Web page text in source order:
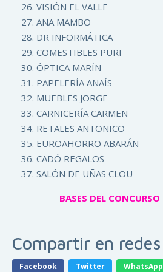
VISIÓN EL VALLE
ANA MAMBO
DR INFORMÁTICA
COMESTIBLES PURI
ÓPTICA MARÍN
PAPELERÍA ANAÍS
MUEBLES JORGE
CARNICERÍA CARMEN
RETALES ANTOÑICO
EUROAHORRO ABARÁN
CADÓ REGALOS
SALÓN DE UÑAS CLOU
BASES DEL CONCURSO
Compartir en redes
Facebook Twitter WhatsApp